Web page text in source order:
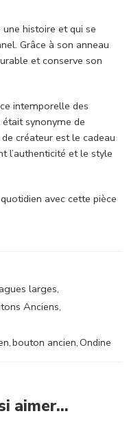
histoire et qui se
Grâce à son anneau
et conserve son
intemporelle des
synonyme de
créateur est le cadeau
l’authenticité et le style
avec cette pièce
larges,
Anciens,
,bouton ancien,Ondine
aimer…